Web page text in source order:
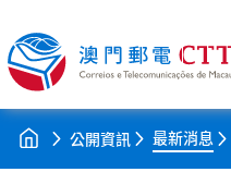
公開資訊 最新消息